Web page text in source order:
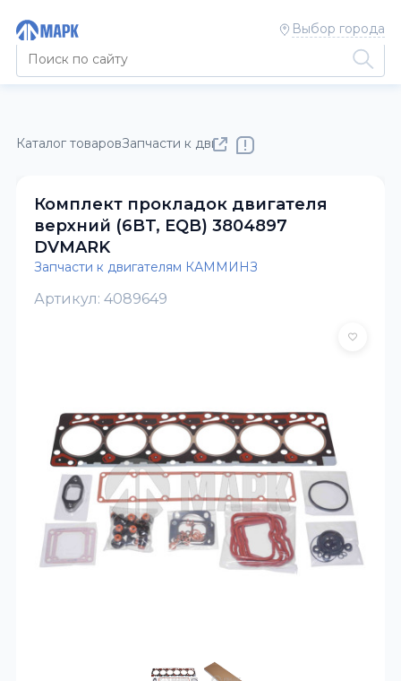
Выбор города
Каталог товаровЗапчасти к двигателям КАММИНЗ
Комплект прокладок двигателя
верхний (6BT, EQB) 3804897
DVMARK
Запчасти к двигателям КАММИНЗ
Артикул: 4089649